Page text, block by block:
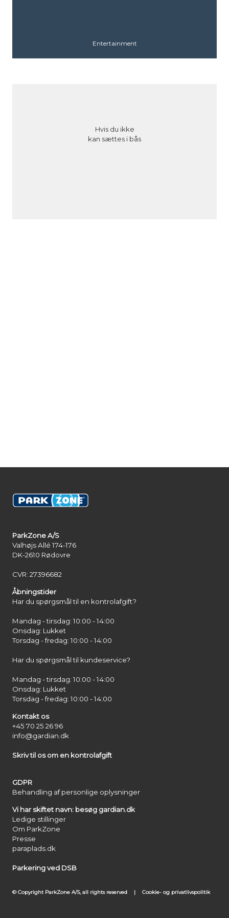
Entertainment
Hvis du ikke
kan sættes i bås
ParkZone A/S
Valhøjs Allé 174-176
DK-2610 Rødovre
CVR: 27396682
Åbningstider
Har du spørgsmål til en kontrolafgift?
Mandag - tirsdag: 10:00 - 14:00
Onsdag: Lukket
Torsdag - fredag: 10:00 - 14:00
Har du spørgsmål til kundeservice?
Mandag - tirsdag: 10:00 - 14:00
Onsdag: Lukket
Torsdag - fredag: 10:00 - 14:00
Kontakt os
+45 70 25 26 96
info@gardian.dk
Skriv til os om en kontrolafgift
GDPR
Behandling af personlige oplysninger
Vi har skiftet navn: besøg gardian.dk
Ledige stillinger
Om ParkZone
Presse
paraplads.dk
Parkering ved DSB
© Copyright ParkZone A/S, all rights reserved | Cookie- og privatlivspolitik